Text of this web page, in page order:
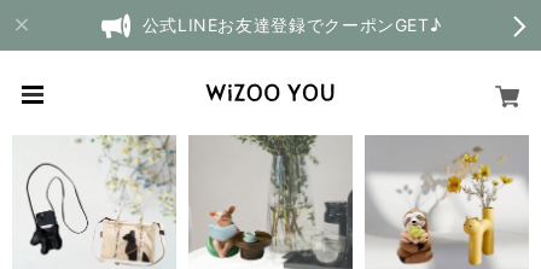
公式LINEお友達登録でクーポンGET♪